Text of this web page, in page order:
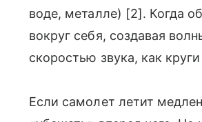
воде, металле) [2]. Когда
вокруг себя, создавая
скоростью звука, как
Если самолет летит